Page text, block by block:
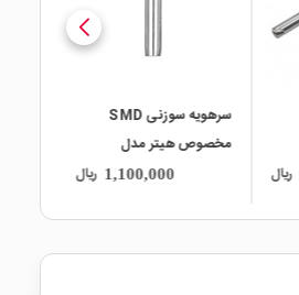
ریال
سرهویه مخصوص هیتر
مدل 900M-T-B
950,000 ریال